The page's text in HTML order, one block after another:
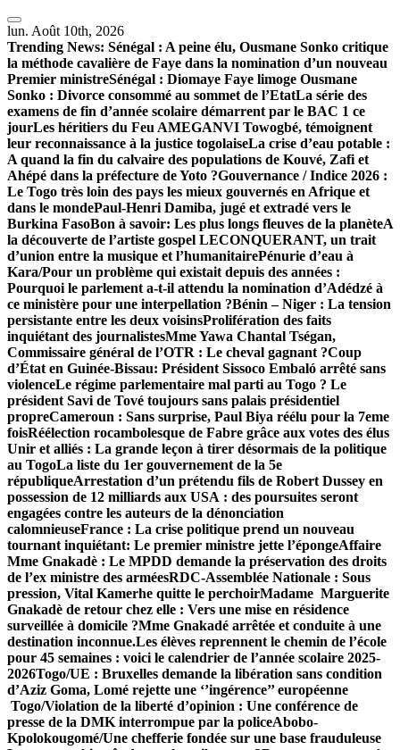
Skip
to
content
lun. Août 10th, 2026
Trending News: Sénégal : A peine élu, Ousmane Sonko critique
la méthode cavalière de Faye dans la nomination d’un nouveau
Premier ministreSénégal : Diomaye Faye limoge Ousmane
Sonko : Divorce consommé au sommet de l’EtatLa série des
examens de fin d’année scolaire démarrent par le BAC 1 ce
jourLes héritiers du Feu AMEGANVI Towogbé, témoignent
leur reconnaissance à la justice togolaiseLa crise d’eau potable :
A quand la fin du calvaire des populations de Kouvé, Zafi et
Ahépé dans la préfecture de Yoto ?Gouvernance / Indice 2026 :
Le Togo très loin des pays les mieux gouvernés en Afrique et
dans le mondePaul-Henri Damiba, jugé et extradé vers le
Burkina FasoBon à savoir: Les plus longs fleuves de la planèteA
la découverte de l’artiste gospel LECONQUERANT, un trait
d’union entre la musique et l’humanitairePénurie d’eau à
Kara/Pour un problème qui existait depuis des années :
Pourquoi le parlement a-t-il attendu la nomination d’Adédzé à
ce ministère pour une interpellation ?Bénin – Niger : La tension
persistante entre les deux voisinsProlifération des faits
inquiétant des journalistesMme Yawa Chantal Tségan,
Commissaire général de l’OTR : Le cheval gagnant ?Coup
d’État en Guinée-Bissau: Président Sissoco Embaló arrêté sans
violenceLe régime parlementaire mal parti au Togo ? Le
président Savi de Tové toujours sans palais présidentiel
propreCameroun : Sans surprise, Paul Biya réélu pour la 7eme
foisRéélection rocambolesque de Fabre grâce aux votes des élus
Unir et alliés : La grande leçon à tirer désormais de la politique
au TogoLa liste du 1er gouvernement de la 5e
républiqueArrestation d’un prétendu fils de Robert Dussey en
possession de 12 milliards aux USA : des poursuites seront
engagées contre les auteurs de la dénonciation
calomnieuseFrance : La crise politique prend un nouveau
tournant inquiétant: Le premier ministre jette l’épongeAffaire
Mme Gnakadè : Le MPDD demande la préservation des droits
de l’ex ministre des arméesRDC-Assemblée Nationale : Sous
pression, Vital Kamerhe quitte le perchoirMadame Marguerite
Gnakadè de retour chez elle : Vers une mise en résidence
surveillée à domicile ?Mme Gnakadé arrêtée et conduite à une
destination inconnue.Les élèves reprennent le chemin de l’école
pour 45 semaines : voici le calendrier de l’année scolaire 2025-
2026Togo/UE : Bruxelles demande la libération sans condition
d’Aziz Goma, Lomé rejette une ‘’ingérence’’ européenne
Togo/Violation de la liberté d’opinion : Une conférence de
presse de la DMK interrompue par la policeAbobo-
Kpolokougomé/Une chefferie fondée sur une base frauduleuse